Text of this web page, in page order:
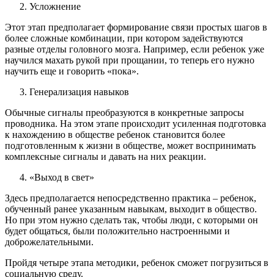
Усложнение
Этот этап предполагает формирование связи простых шагов в
более сложные комбинации, при котором задействуются
разные отделы головного мозга. Например, если ребенок уже
научился махать рукой при прощании, то теперь его нужно
научить еще и говорить «пока».
Генерализация навыков
Обычные сигналы преобразуются в конкретные запросы
проводника. На этом этапе происходит усиленная подготовка
к нахождению в обществе ребенок становится более
подготовленным к жизни в обществе, может воспринимать
комплексные сигналы и давать на них реакции.
«Выход в свет»
Здесь предполагается непосредственно практика – ребенок,
обученный ранее указанным навыкам, выходит в общество.
Но при этом нужно сделать так, чтобы люди, с которыми он
будет общаться, были положительно настроенными и
доброжелательными.
Пройдя четыре этапа методики, ребенок сможет погрузиться в
социальную среду.